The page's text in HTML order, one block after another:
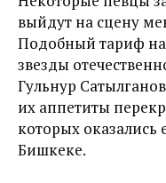
выйдут на сцену
Подобный тариф на
звезды
Гульнур
их аппетиты
которых
Бишкеке.